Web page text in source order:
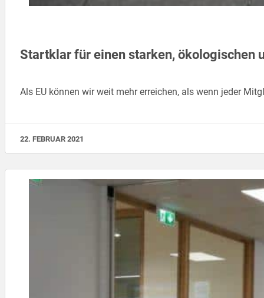
Startklar für einen starken, ökologischen
Als EU können wir weit mehr erreichen, als wenn jeder
22. FEBRUAR 2021